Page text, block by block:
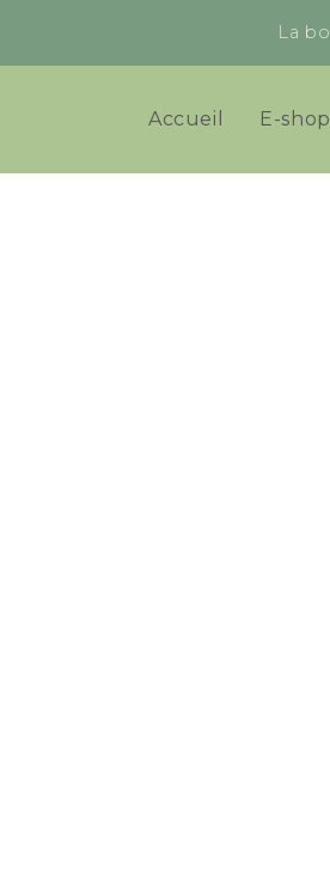
La
Accueil E-shop